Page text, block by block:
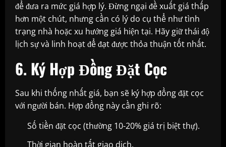
để đưa ra mức giá hợp lý. Đừng ngại đề xuất giá thấp
hơn một chút, nhưng cần có lý do cụ thể như tình
trạng nhà hoặc xu hướng giá hiện tại. Hãy giữ thái độ
lịch sự và linh hoạt để đạt được thỏa thuận tốt nhất.
6. Ký Hợp Đồng Đặt Cọc
Sau khi thống nhất giá, bạn sẽ ký hợp đồng đặt cọc
với người bán. Hợp đồng này cần ghi rõ:
Số tiền đặt cọc (thường 10-20% giá trị biệt thự).
Thời gian hoàn tất giao dịch.